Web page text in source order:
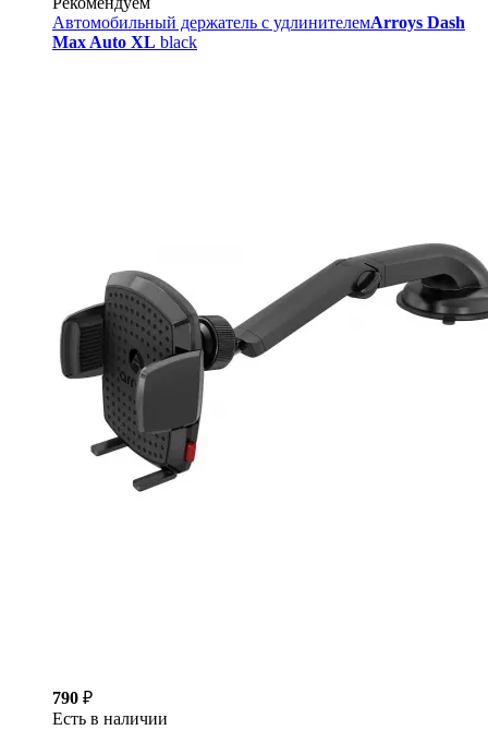
Автомобильный держатель с удлинителемArroys Dash
Max Auto XL black
790 ₽
Есть в наличии